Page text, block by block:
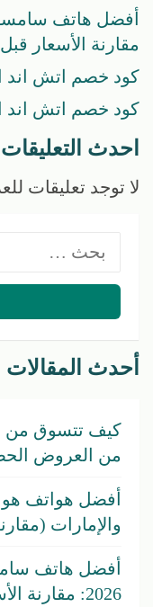
مقارنة الأسعار
كود خصم اتش اند
كود خصم اتش اند
احدث التعليقات
لا توجد تعليقات
أحدث المقالات
كيف تتسوق من
من العروض الحصرية
والإمارات (مقارنة +
2026: مقارنة الأسعار قبل ما تشتري